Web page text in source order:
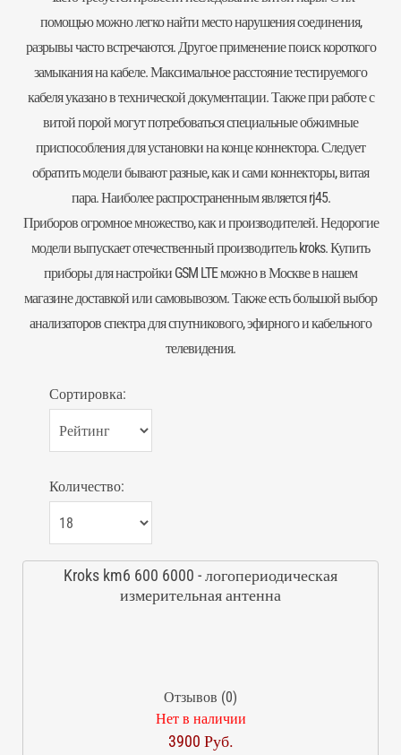
помощью можно легко найти место нарушения соединения,
разрывы часто встречаются. Другое применение поиск короткого
замыкания на кабеле. Максимальное расстояние тестируемого
кабеля указано в технической документации. Также при работе с
витой порой могут потребоваться специальные обжимные
приспособления для установки на конце коннектора. Следует
обратить модели бывают разные, как и сами коннекторы, витая
пара. Наиболее распространенным является rj45.
Приборов огромное множество, как и производителей. Недорогие
модели выпускает отечественный производитель kroks. Купить
приборы для настройки GSM LTE можно в Москве в нашем
магазине доставкой или самовывозом. Также есть большой выбор
анализаторов спектрадля спутникового, эфирного и кабельного
телевидения.
Сортировка:
Количество:
Kroks km6 600 6000 - логопериодическая
измерительная антенна
Отзывов (0)
Нет в наличии
3900 Руб.